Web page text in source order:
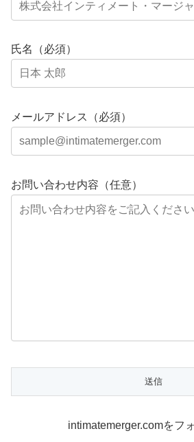
氏名（必須）
メールアドレス（必須）
お問い合わせ内容（任意）
intimatemerger.comをフ